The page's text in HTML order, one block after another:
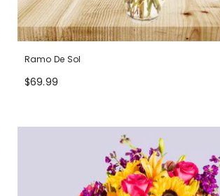
Ramo De Sol
$69.99